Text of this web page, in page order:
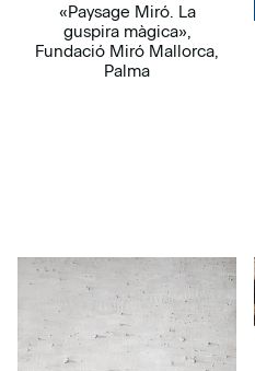
«Paysage Miró. La
guspira màgica»,
Fundació Miró Mallorca,
Palma